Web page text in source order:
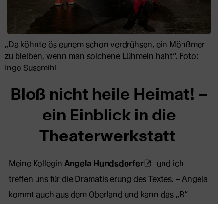
„Da köhnte ös eunem schon verdrühsen, ein Möhßmer
zu bleiben, wenn man solchene Lühmeln haht“. Foto:
Ingo Susemihl
Bloß nicht heile Heimat! –
ein Einblick in die
Theaterwerkstatt
Meine Kollegin Angela Hundsdorfer(Öffnet
externe
Webseite
und ich
treffen uns für die Dramatisierung des Textes. – Angela
kommt auch aus dem Oberland und kann das „R“